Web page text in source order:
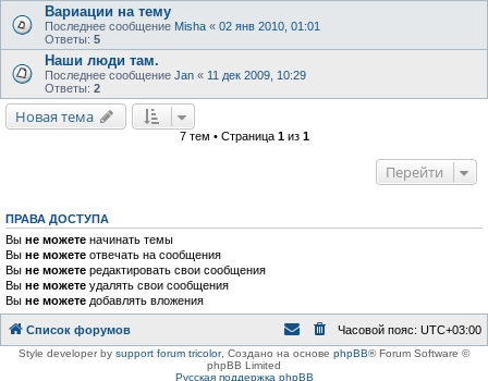
Вариации на тему
Последнее сообщение Misha « 02 янв 2010, 01:01
Ответы: 5
Наши люди там.
Последнее сообщение Jan « 11 дек 2009, 10:29
Ответы: 2
Новая тема
7 тем • Страница 1из 1
Перейти
ПРАВА ДОСТУПА
Вы не можете начинать темы
Вы не можете отвечать на сообщения
Вы не можете редактировать свои сообщения
Вы не можете удалять свои сообщения
Вы не можете добавлять вложения
Список форумов Часовой пояс: UTC+03:00
Style developer by support forum tricolor, Создано на основе phpBB® Forum Software ©
phpBB Limited
Русская поддержка phpBB